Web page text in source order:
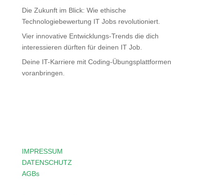
Die Zukunft im Blick: Wie ethische
Technologiebewertung IT Jobs revolutioniert.
Vier innovative Entwicklungs-Trends die dich
interessieren dürften für deinen IT Job.
Deine IT-Karriere mit Coding-Übungsplattformen
voranbringen.
IMPRESSUM
DATENSCHUTZ
AGBs